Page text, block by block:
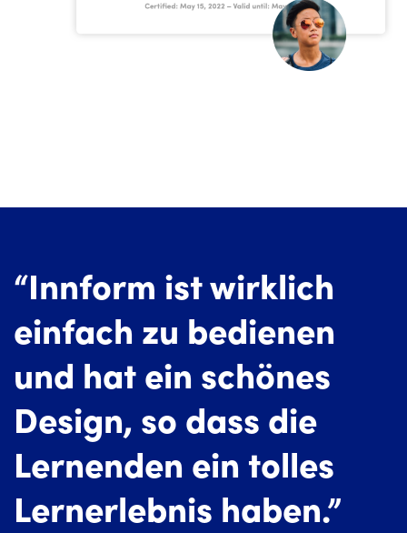
“Innform ist wirklich
einfach zu bedienen
und hat ein schönes
Design, so dass die
Lernenden ein tolles
Lernerlebnis haben.”